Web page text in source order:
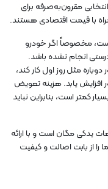
مقرون‌به‌صرفه برای
با قیمت اقتصادی هستند.
مخصوصاً اگر خودرو
انجام نشده باشد.
مثل روز اول کار کند،
یابد. هزینه تعویض
کمتر است، بنابراین نباید
یدکی مگان است و با ارائه
از بابت اصالت و کیفیت